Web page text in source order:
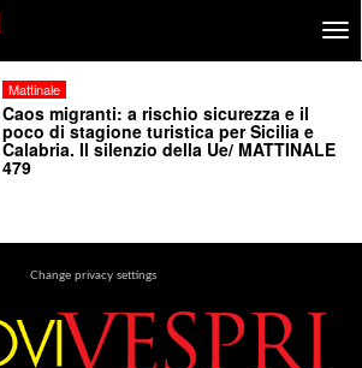
Mattinale
Caos migranti: a rischio sicurezza e il
poco di stagione turistica per Sicilia e
Calabria. Il silenzio della Ue/ MATTINALE
479
Change privacy settings